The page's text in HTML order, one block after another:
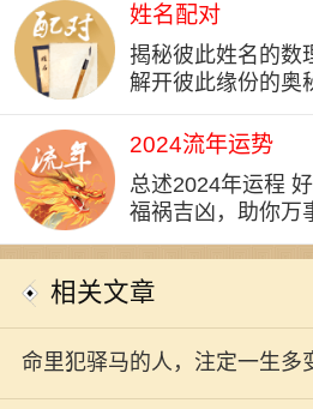
姓名配对
揭秘彼此姓名的数
解开彼此缘份的奥
2024流年运势
总述2024年运程
福祸吉凶，助你万
相关文章
命里犯驿马的人，注定一生多